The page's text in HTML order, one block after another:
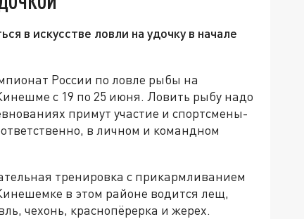
в искусстве ловли на удочку в начале
России по ловле рыбы на
с 19 по 25 июня. Ловить рыбу надо
примут участие и спортсмены-
в личном и командном
тренировка с прикармливанием
в этом районе водится лещ,
чехонь, краснопёрерка и жерех.